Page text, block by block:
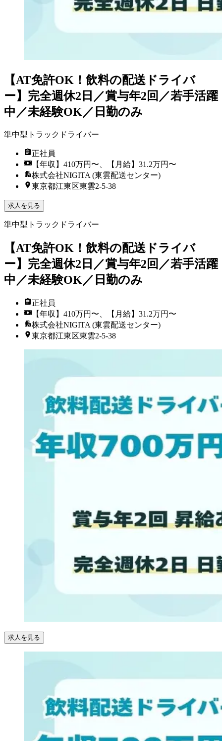
【AT免許OK！飲料の配送ドライバ
ー】完全週休2日／賞与年2回／若手活躍
中／未経験OK／日勤のみ
準中型トラックドライバー
正社員
【年収】410万円〜、【月給】31.2万円〜
株式会社NIGITA (東雲配送センター)
東京都江東区東雲2-5-38
求人を見る
準中型トラックドライバー
【AT免許OK！飲料の配送ドライバ
ー】完全週休2日／賞与年2回／若手活躍
中／未経験OK／日勤のみ
正社員
【年収】410万円〜、【月給】31.2万円〜
株式会社NIGITA (東雲配送センター)
東京都江東区東雲2-5-38
求人を見る